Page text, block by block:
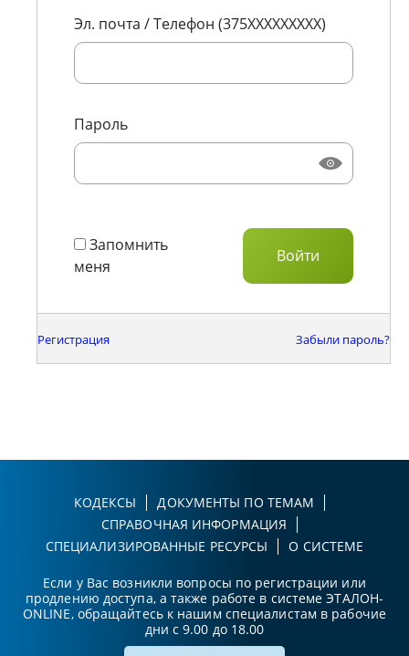
Эл. почта / Телефон (375XXXXXXXXX)
Пароль
Запомнить
меня
Регистрация Забыли пароль?
КОДЕКСЫ
ДОКУМЕНТЫ ПО ТЕМАМ
СПРАВОЧНАЯ ИНФОРМАЦИЯ
СПЕЦИАЛИЗИРОВАННЫЕ РЕСУРСЫ
О СИСТЕМЕ
Если у Вас возникли вопросы по регистрации или
продлению доступа, а также работе в системе ЭТАЛОН-
ONLINE, обращайтесь к нашим специалистам в рабочие
дни с 9.00 до 18.00